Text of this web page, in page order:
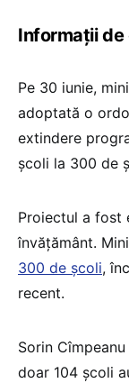
Informații
Pe 30 iunie,
adoptată o
extindere
școli la 300 de
Proiectul a fost
învățământ.
300 de școli,
recent.
Sorin
doar 104 școli